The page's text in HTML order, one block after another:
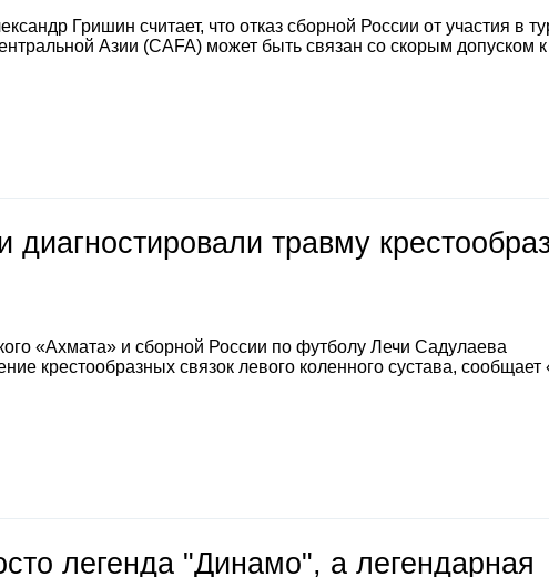
Гришин считает, что отказ сборной России от участия в
Азии (CAFA) может быть связан со скорым допуском к
диагностировали травму
«Ахмата» и сборной России по футболу Лечи Садулаева
крестообразных связок левого коленного сустава, сообщает
легенда "Динамо", а легендарная